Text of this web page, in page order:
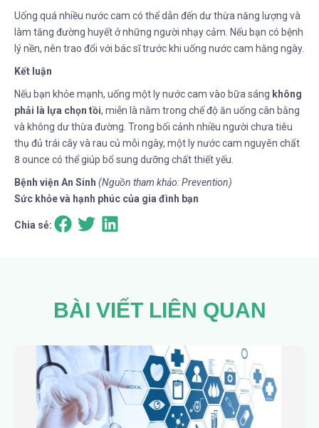
Uống quá nhiều nước cam có thể dẫn đến dư thừa năng lượng và
làm tăng đường huyết ở những người nhạy cảm. Nếu bạn có bệnh
lý nền, nên trao đổi với bác sĩ trước khi uống nước cam hằng ngày.
Kết luận
Nếu bạn khỏe mạnh, uống một ly nước cam vào bữa sáng không
phải là lựa chọn tồi, miễn là nằm trong chế độ ăn uống cân bằng
và không dư thừa đường. Trong bối cảnh nhiều người chưa tiêu
thụ đủ trái cây và rau củ mỗi ngày, một ly nước cam nguyên chất
8 ounce có thể giúp bổ sung dưỡng chất thiết yếu.
Bệnh viện An Sinh (Nguồn tham khảo: Prevention)
Sức khỏe và hạnh phúc của gia đình bạn
Chia sẻ:
BÀI VIẾT LIÊN QUAN